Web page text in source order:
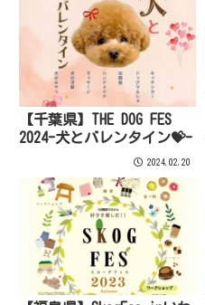
【千葉県】THE DOG FES
2024-犬とバレンタイン💝-
2024.02.20